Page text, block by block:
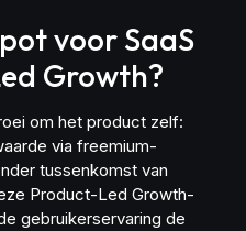
voor SaaS
Growth?
om het product zelf:
via freemium-
tussenkomst van
Product-Led Growth-
gebruikerservaring de